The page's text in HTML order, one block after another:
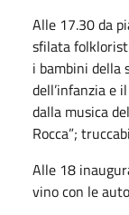
Alle 17.30 da
sfilata
i bambini della
dell’infanzia e
dalla musica
Rocca”;
Alle 18
vino con le